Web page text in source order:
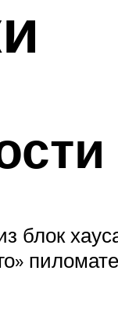
блок